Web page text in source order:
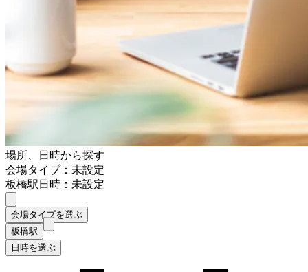
場所、日時から探す
会場タイプ：未設定
板橋駅日時：未設定
会場タイプを選ぶ
板橋駅
日時を選ぶ